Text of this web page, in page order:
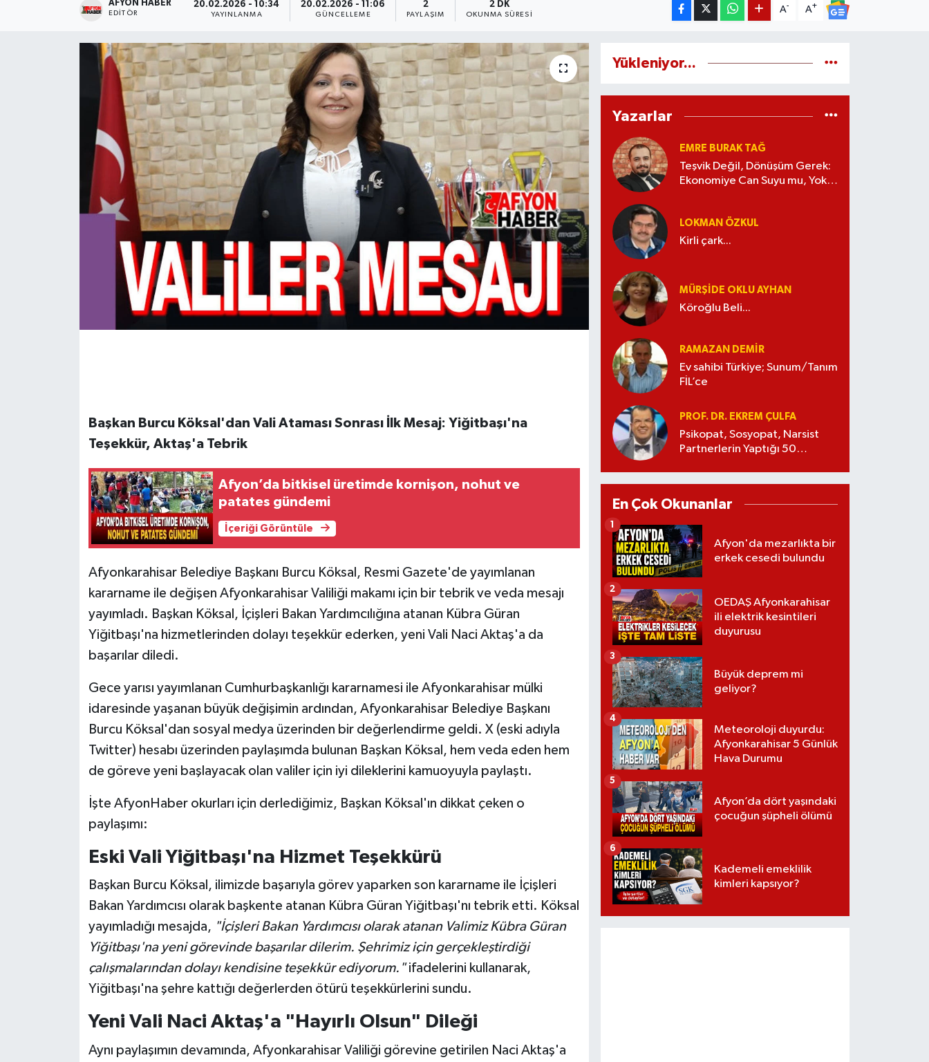
AFYON HABER
EDITÖR
20.02.2026 - 10:34
YAYINLANMA
20.02.2026 - 11:06
GÜNCELLEME
2
PAYLAŞIM
2 DK
OKUNMA SÜRESI
A- A+
Başkan Burcu Köksal'dan Vali Ataması Sonrası İlk Mesaj: Yiğitbaşı'na
Teşekkür, Aktaş'a Tebrik
Afyon’da bitkisel üretimde kornişon, nohut ve
patates gündemi
İçeriği Görüntüle
Afyonkarahisar Belediye Başkanı Burcu Köksal, Resmi Gazete'de yayımlanan
kararname ile değişen Afyonkarahisar Valiliği makamı için bir tebrik ve veda mesajı
yayımladı. Başkan Köksal, İçişleri Bakan Yardımcılığına atanan Kübra Güran
Yiğitbaşı'na hizmetlerinden dolayı teşekkür ederken, yeni Vali Naci Aktaş'a da
başarılar diledi.
Gece yarısı yayımlanan Cumhurbaşkanlığı kararnamesi ile Afyonkarahisar mülki
idaresinde yaşanan büyük değişimin ardından, Afyonkarahisar Belediye Başkanı
Burcu Köksal'dan sosyal medya üzerinden bir değerlendirme geldi. X (eski adıyla
Twitter) hesabı üzerinden paylaşımda bulunan Başkan Köksal, hem veda eden hem
de göreve yeni başlayacak olan valiler için iyi dileklerini kamuoyuyla paylaştı.
İşte AfyonHaber okurları için derlediğimiz, Başkan Köksal'ın dikkat çeken o
paylaşımı:
Eski Vali Yiğitbaşı'na Hizmet Teşekkürü
Başkan Burcu Köksal, ilimizde başarıyla görev yaparken son kararname ile İçişleri
Bakan Yardımcısı olarak başkente atanan Kübra Güran Yiğitbaşı'nı tebrik etti. Köksal
yayımladığı mesajda, "İçişleri Bakan Yardımcısı olarak atanan Valimiz Kübra Güran
Yiğitbaşı'na yeni görevinde başarılar dilerim. Şehrimiz için gerçekleştirdiği
çalışmalarından dolayı kendisine teşekkür ediyorum."ifadelerini kullanarak,
Yiğitbaşı'na şehre kattığı değerlerden ötürü teşekkürlerini sundu.
Yeni Vali Naci Aktaş'a "Hayırlı Olsun" Dileği
Aynı paylaşımın devamında, Afyonkarahisar Valiliği görevine getirilen Naci Aktaş'a
Yükleniyor...
Yazarlar
EMRE BURAK TAĞ
Teşvik Değil, Dönüşüm Gerek:
Ekonomiye Can Suyu mu, Yoksa
LOKMAN ÖZKUL
Kirli çark...
MÜRŞIDE OKLU AYHAN
Köroğlu Beli...
RAMAZAN DEMİR
Ev sahibi Türkiye; Sunum/Tanım
FİL’ce
PROF. DR. EKREM ÇULFA
Psikopat, Sosyopat, Narsist
Partnerlerin Yaptığı 50
En Çok Okunanlar
Afyon'da mezarlıkta bir
erkek cesedi bulundu
1
OEDAŞ Afyonkarahisar
ili elektrik kesintileri
duyurusu
2
Büyük deprem mi
geliyor?
3
Meteoroloji duyurdu:
Afyonkarahisar 5 Günlük
Hava Durumu
4
Afyon’da dört yaşındaki
çocuğun şüpheli ölümü
5
Kademeli emeklilik
kimleri kapsıyor?
6